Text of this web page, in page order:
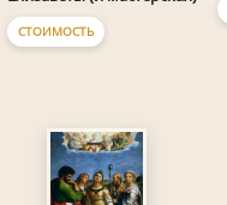
СТОИМОСТЬ